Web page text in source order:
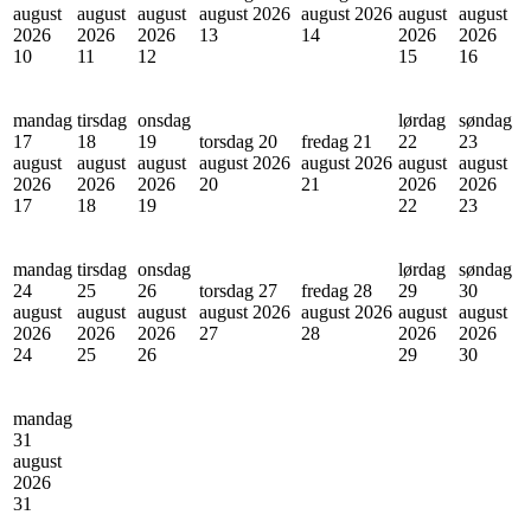
august
2026
10
august
2026
11
august
2026
12
august 2026
13
august 2026
14
august
2026
15
august
2026
16
mandag
17
august
2026
17
tirsdag
18
august
2026
18
onsdag
19
august
2026
19
torsdag 20
august 2026
20
fredag 21
august 2026
21
lørdag
22
august
2026
22
søndag
23
august
2026
23
mandag
24
august
2026
24
tirsdag
25
august
2026
25
onsdag
26
august
2026
26
torsdag 27
august 2026
27
fredag 28
august 2026
28
lørdag
29
august
2026
29
søndag
30
august
2026
30
mandag
31
august
2026
31